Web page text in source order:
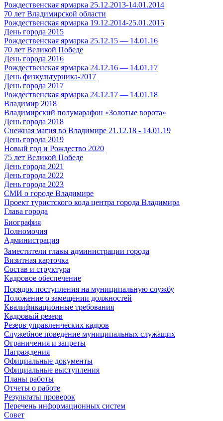
Рождественская ярмарка 25.12.2013-14.01.2014
70 лет Владимирской области
Рождественская ярмарка 19.12.2014-25.01.2015
День города 2015
Рождественская ярмарка 25.12.15 — 14.01.16
70 лет Великой Победе
День города 2016
Рождественская ярмарка 24.12.16 — 14.01.17
День физкультурника-2017
День города 2017
Рождественская ярмарка 24.12.17 — 14.01.18
Владимир 2018
Владимирский полумарафон «Золотые ворота»
День города 2018
Снежная магия во Владимире 21.12.18 - 14.01.19
День города 2019
Новый год и Рождество 2020
75 лет Великой Победе
День города 2021
День города 2022
День города 2023
СМИ о городе Владимире
Проект туристского кода центра города Владимира
Глава города
Биография
Полномочия
Администрация
Заместители главы администрации города
Визитная карточка
Состав и структура
Кадровое обеспечение
Порядок поступления на муниципальную службу
Положение о замещении должностей
Квалификационные требования
Кадровый резерв
Резерв управленческих кадров
Служебное поведение муниципальных служащих
Ограничения и запреты
Награждения
Официальные документы
Официальные выступления
Планы работы
Отчеты о работе
Результаты проверок
Перечень информационных систем
Совет